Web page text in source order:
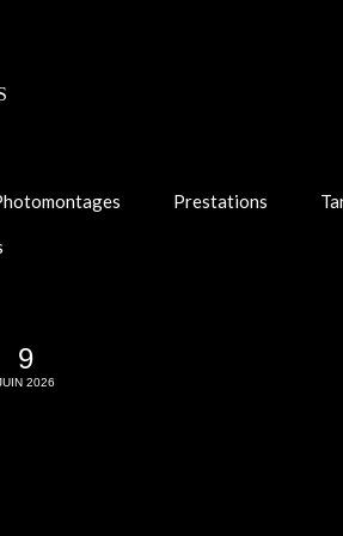
Prestations
9
2026